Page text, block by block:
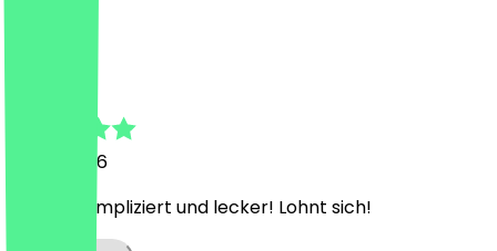
3. Juni 2026
Sehr unkompliziert und lecker! Lohnt sich!